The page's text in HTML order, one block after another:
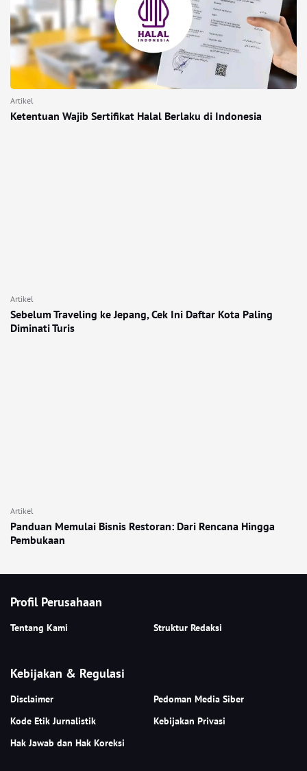
Artikel
Ketentuan Wajib Sertifikat Halal Berlaku di Indonesia
Artikel
Sebelum Traveling ke Jepang, Cek Ini Daftar Kota Paling
Diminati Turis
Artikel
Panduan Memulai Bisnis Restoran: Dari Rencana Hingga
Pembukaan
Profil Perusahaan
Tentang Kami Struktur Redaksi
Kebijakan & Regulasi
Disclaimer
Pedoman Media Siber
Kode Etik Jurnalistik
Kebijakan Privasi
Hak Jawab dan Hak Koreksi